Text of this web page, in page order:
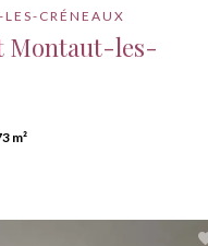
CRÉNEAUX
Montaut-les-
m²